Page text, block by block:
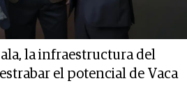
la infraestructura del
el potencial de Vaca